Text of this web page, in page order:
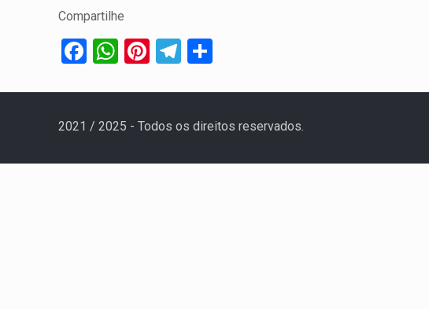
Compartilhe
Facebook
WhatsApp
Pinterest
Telegram
2021 / 2025 - Todos os direitos reservados.